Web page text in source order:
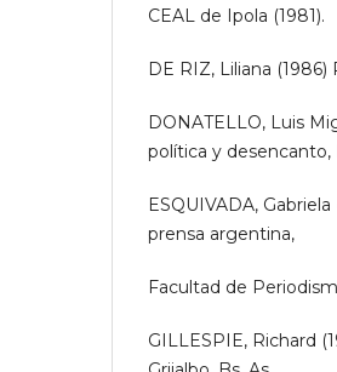
CEAL de Ipola (1981).
DE RIZ, Liliana
DONATELLO, Luis
política y desencanto,
ESQUIVADA,
prensa argentina,
Facultad de
GILLESPIE, Richard